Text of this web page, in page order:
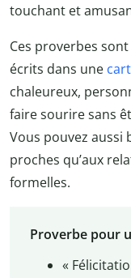
touchant et
Ces proverbes
écrits dans une
chaleureux,
faire sourire sans
Vous pouvez aussi
proches qu’aux
formelles.
Proverbe pour
«